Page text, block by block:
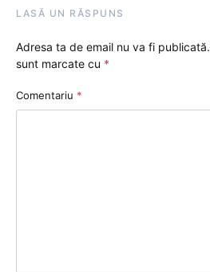
LASĂ UN RĂSPUNS
Adresa ta de email nu va fi publicată.
sunt marcate cu *
Comentariu *